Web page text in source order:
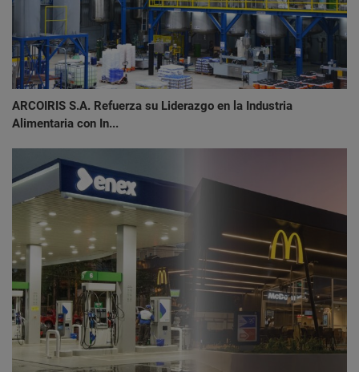
ARCOIRIS S.A. Refuerza su Liderazgo en la Industria
Alimentaria con In...